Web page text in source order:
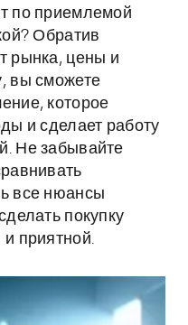
по приемлемой
Обратив
рынка, цены и
вы сможете
которое
и сделает работу
Не забывайте
все нюансы
покупку
приятной.